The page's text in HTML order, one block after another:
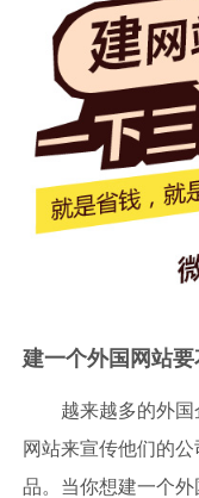
建一个外国网站要
越来越多的外
网站来宣传他们的
品。当你想建一个